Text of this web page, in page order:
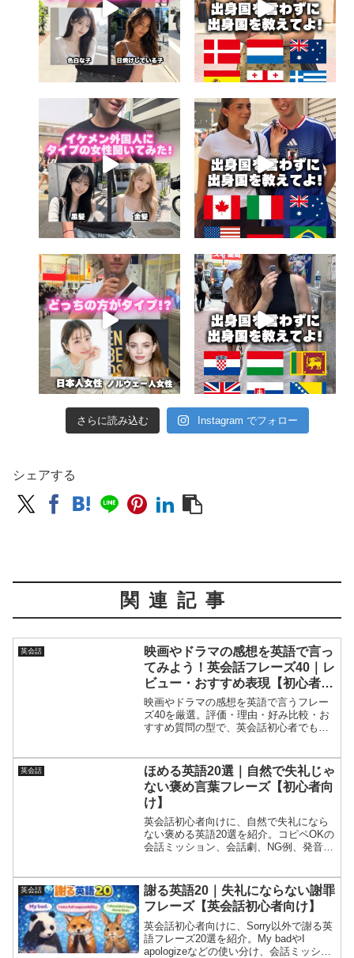
さらに読み込む Instagram でフォロー
シェアする
関連記事
英会話
映画やドラマの感想を英語で言っ
てみよう！英会話フレーズ40｜レ
ビュー・おすすめ表現【初心者向
け】
映画やドラマの感想を英語で言うフレー
ズ40を厳選。評価・理由・好み比較・お
すすめ質問の型で、英会話初心者でもレ
劇、NG例、発音＆1分音読つきで国際交
流が盛り上がる！
英会話
ほめる英語20選｜自然で失礼じゃ
ない褒め言葉フレーズ【初心者向
け】
英会話初心者向けに、自然で失礼になら
ない褒める英語20選を紹介。コピペOKの
会話ミッション、会話劇、NG例、発音＆
英会話
謝る英語20｜失礼にならない謝罪
フレーズ【英会話初心者向け】
英会話初心者向けに、Sorry以外で謝る英
語フレーズ20選を紹介。My badやI
apologizeなどの使い分け、会話ミッショ